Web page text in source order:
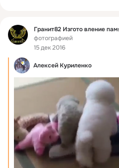
Фид Гранит82 Изгото вление
фотографией
15 дек 2016
Алексей Куриленко